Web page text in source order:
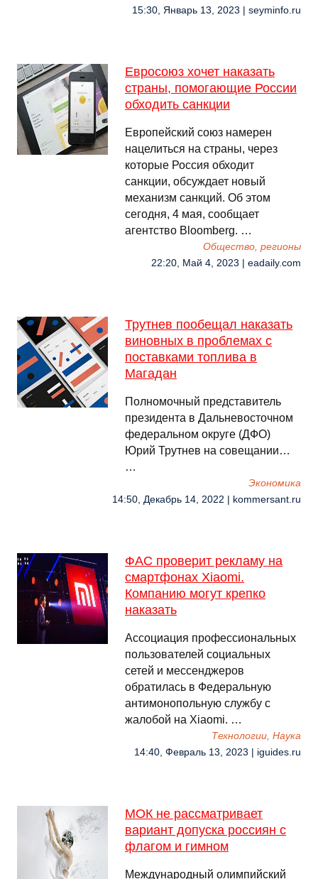
15:30, Январь 13, 2023 | seyminfo.ru
Евросоюз хочет наказать
страны, помогающие России
обходить санкции
Европейский союз намерен
нацелиться на страны, через
которые Россия обходит
санкции, обсуждает новый
механизм санкций. Об этом
сегодня, 4 мая, сообщает
агентство Bloomberg. …
Общество, регионы
22:20, Май 4, 2023 | eadaily.com
Трутнев пообещал наказать
виновных в проблемах с
поставками топлива в
Магадан
Полномочный представитель
президента в Дальневосточном
федеральном округе (ДФО)
Юрий Трутнев на совещании…
…
Экономика
14:50, Декабрь 14, 2022 | kommersant.ru
ФАС проверит рекламу на
смартфонах Xiaomi.
Компанию могут крепко
наказать
Ассоциация профессиональных
пользователей социальных
сетей и мессенджеров
обратилась в Федеральную
антимонопольную службу с
жалобой на Xiaomi. …
Технологии, Наука
14:40, Февраль 13, 2023 | iguides.ru
МОК не рассматривает
вариант допуска россиян с
флагом и гимном
Международный олимпийский